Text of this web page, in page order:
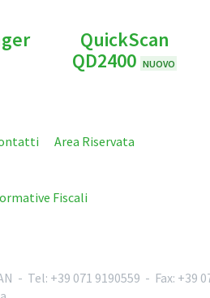
QuickScan
QD2400 NUOVO
Area Riservata
Fiscali
- Tel: +39 071 9190559 - Fax: +39